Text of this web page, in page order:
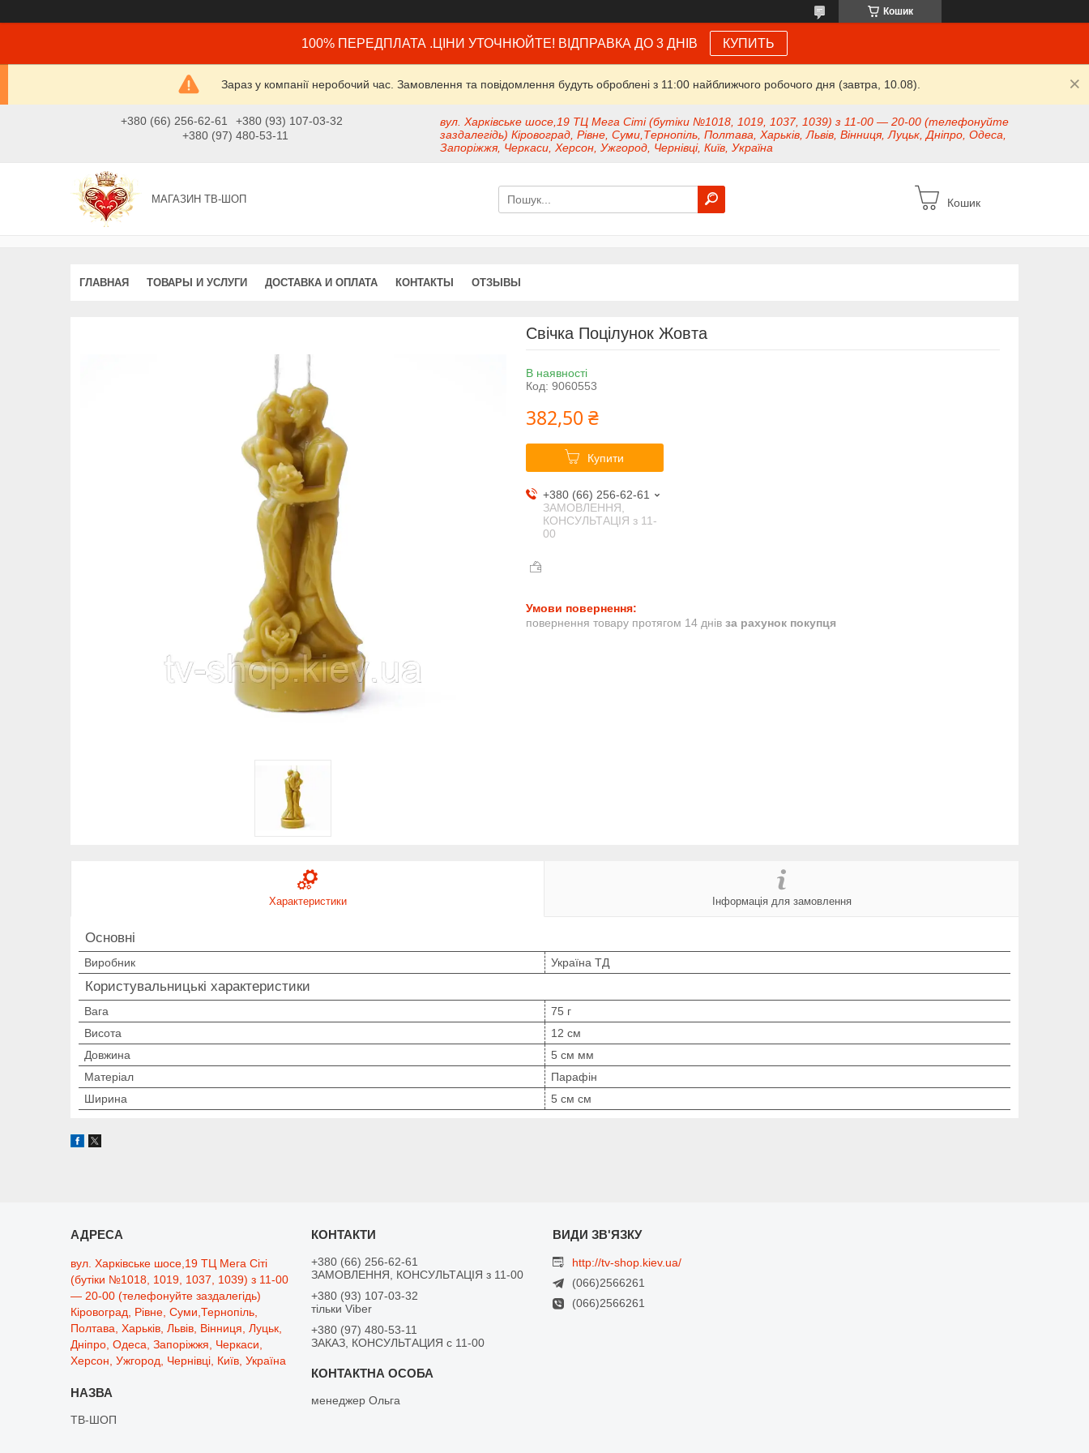
Кошик
100% ПЕРЕДПЛАТА .ЦІНИ УТОЧНЮЙТЕ! ВІДПРАВКА ДО 3 ДНІВ КУПИТЬ
Зараз у компанії неробочий час. Замовлення та повідомлення будуть оброблені з 11:00 найближчого робочого дня (завтра, 10.08).
+380 (66) 256-62-61
+380 (93) 107-03-32
+380 (97) 480-53-11
вул. Харківське шосе,19 ТЦ Мега Сіті (бутіки №1018, 1019, 1037, 1039) з 11-00 — 20-00 (телефонуйте
заздалегідь) Кіровоград, Рівне, Суми,Тернопіль, Полтава, Харьків, Львів, Вінниця, Луцьк, Дніпро, Одеса,
Запоріжжя, Черкаси, Херсон, Ужгород, Чернівці, Київ, Україна
МАГАЗИН ТВ-ШОП Кошик
ГЛАВНАЯ ТОВАРЫ И УСЛУГИ ДОСТАВКА И ОПЛАТА КОНТАКТЫ ОТЗЫВЫ
Свічка Поцілунок Жовта
В наявності
Код: 9060553
382,50 ₴
Купити
+380 (66) 256-62-61
ЗАМОВЛЕННЯ,
КОНСУЛЬТАЦІЯ з 11-
00
повернення товару протягом 14 днів за рахунок покупця
Характеристики Інформація для замовлення
Основні
Виробник Україна ТД
Користувальницькі характеристики
Вага
75 г
Висота
12 см
Довжина
5 см мм
Матеріал
Парафін
Ширина
5 см см
вул. Харківське шосе,19 ТЦ Мега Сіті
(бутіки №1018, 1019, 1037, 1039) з 11-00
— 20-00 (телефонуйте заздалегідь)
Кіровоград, Рівне, Суми,Тернопіль,
Полтава, Харьків, Львів, Вінниця, Луцьк,
Дніпро, Одеса, Запоріжжя, Черкаси,
Херсон, Ужгород, Чернівці, Київ, Україна
ТВ-ШОП
+380 (66) 256-62-61
ЗАМОВЛЕННЯ, КОНСУЛЬТАЦІЯ з 11-00
+380 (93) 107-03-32
тільки Viber
+380 (97) 480-53-11
ЗАКАЗ, КОНСУЛЬТАЦИЯ с 11-00
менеджер Ольга
http://tv-shop.kiev.ua/
(066)2566261
(066)2566261